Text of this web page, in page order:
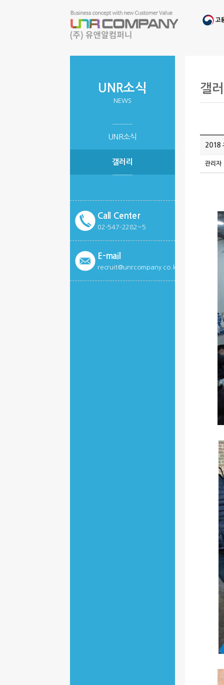
UNR소식
NEWS
UNR소식
갤러리
Call Center
02-547-2282~5
E-mail
recruit@unrcompany.co.kr
갤
2018
관리자